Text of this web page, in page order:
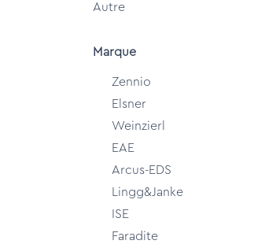
Autre
Marque
Zennio
Elsner
Weinzierl
EAE
Arcus-EDS
Lingg&Janke
ISE
Faradite